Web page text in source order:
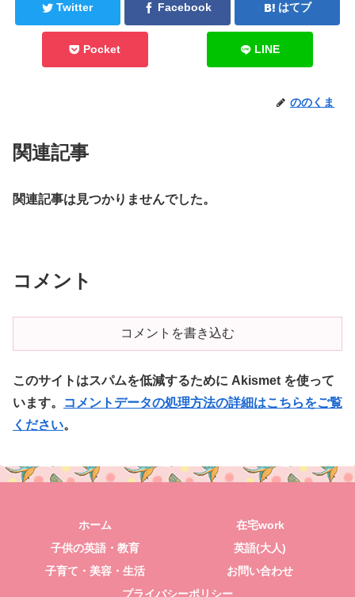
Twitter Facebook はてブ
Pocket LINE
ののくま
関連記事
関連記事は見つかりませんでした。
コメント
コメントを書き込む
このサイトはスパムを低減するために Akismet を使って
います。
コメントデータの処理方法の詳細はこちらをご覧
ください。
ホーム
在宅work
子供の英語・教育
英語(大人)
子育て・美容・生活
お問い合わせ
プライバシーポリシー